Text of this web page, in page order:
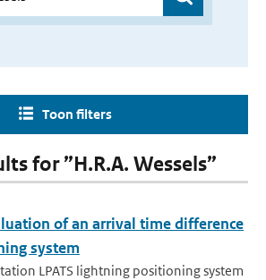
Toon filters
for ”H.R.A. Wessels”
of an arrival time difference
system
LPATS lightning positioning system